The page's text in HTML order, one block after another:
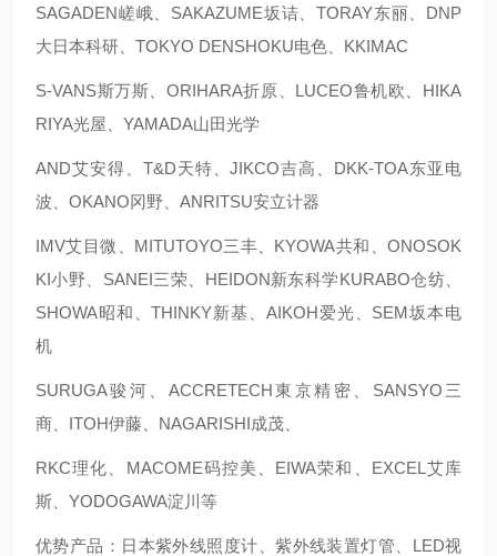
SAGADEN嵯峨、SAKAZUME坂诘、TORAY东丽、DNP
大日本科研、TOKYO DENSHOKU电色、KKIMAC
S-VANS斯万斯、ORIHARA折原、LUCEO鲁机欧、HIKA
RIYA光屋、YAMADA山田光学
AND艾安得、T&D天特、JIKCO吉高、DKK-TOA东亚电
波、OKANO冈野、ANRITSU安立计器
IMV艾目微、MITUTOYO三丰、KYOWA共和、ONOSOK
KI小野、SANEI三荣、HEIDON新东科学KURABO仓纺、
SHOWA昭和、THINKY新基、AIKOH爱光、SEM坂本电
机
SURUGA骏河、ACCRETECH東京精密、SANSYO三
商、ITOH伊藤、NAGARISHI成茂、
RKC理化、MACOME码控美、EIWA荣和、EXCEL艾库
斯、YODOGAWA淀川等
优势产品：日本紫外线照度计、紫外线装置灯管、LED视